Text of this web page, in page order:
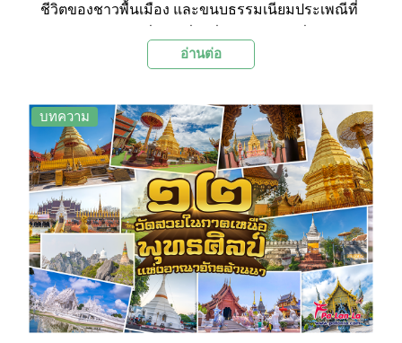
ชีวิตของชาวพื้นเมือง และขนบธรรมเนียมประเพณีที่
อยู่มากมาย รวมไปถึงมีผลงานพุทธศิลป์แบบล้านนา
สถาปัตยกรรมและประติมากรรมในวัดวาอารามต่าง
ๆ เป็นเอกลักษณ์ดึงดูดให้นักท่องเที่ยวแวะมากราบสัก
การะ พร้อมชื่นชมผลงานศิลปะล้านนาที่อ่อนช้อย
และทรงคุณค่า วันนี้ Palanla จึงจะขอชวนออกเดิน
ทางไปเที่ยวชม และรับสิริมงคลกับ 12 วัดสวยในภาค
เหนือกันค่ะ
อ่านต่อ
บทความ